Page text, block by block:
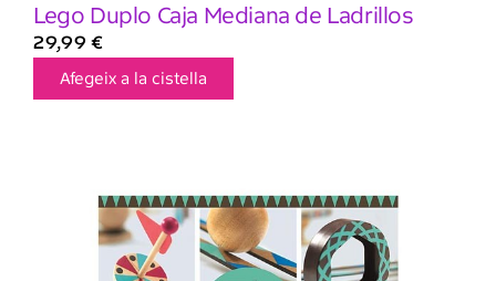
Lego Duplo Caja Mediana de Ladrillos
29,99 €
Afegeix a la cistella